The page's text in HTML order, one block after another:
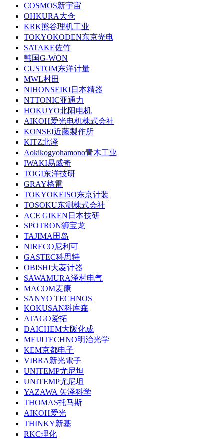
COSMOS新宇宙
OHKURA大仓
KRK熊谷理机工业
TOKYOKODEN东京光电
SATAKE佐竹
韩国G-WON
CUSTOM东洋计量
MWL村田
NIHONSEIKI日本精器
NTTONIC亚通力
HOKUYO北阳电机
AIKOH爱光电机株式会社
KONSEI近藤製作所
KITZ北泽
Aokikogyohamono青木工业
IWAKI易威奇
TOGI东洋技研
GRAY格雷
TOKYOKEISO东京计装
TOSOKU东测株式会社
ACE GIKEN日本技研
SPOTRON狮宝龙
TAJIMA田岛
NIRECO尼利可
GASTEC科思特
OBISHI大菱计器
SAWAMURA泽村电气
MACOM麦康
SANYO TECHNOS
KOKUSAN科库森
ATAGO爱拓
DAICHEM大阪化成
MEIJITECHNO明治光学
KEM京都电子
VIBRA新光電子
UNITEMP尤尼坦
UNITEMP尤尼坦
YAZAWA 矢泽科学
THOMAS托马斯
AIKOH爱光
THINKY新基
RKC理化